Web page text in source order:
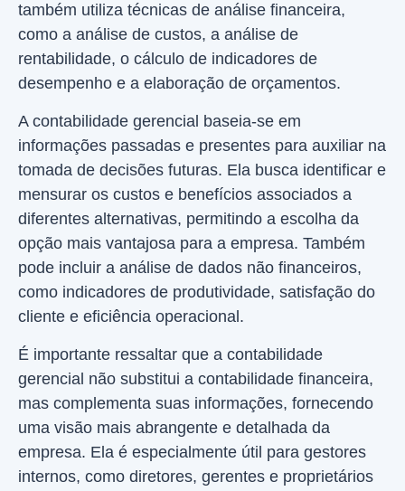
também utiliza técnicas de análise financeira,
como a análise de custos, a análise de
rentabilidade, o cálculo de indicadores de
desempenho e a elaboração de orçamentos.
A contabilidade gerencial baseia-se em
informações passadas e presentes para auxiliar na
tomada de decisões futuras. Ela busca identificar e
mensurar os custos e benefícios associados a
diferentes alternativas, permitindo a escolha da
opção mais vantajosa para a empresa. Também
pode incluir a análise de dados não financeiros,
como indicadores de produtividade, satisfação do
cliente e eficiência operacional.
É importante ressaltar que a contabilidade
gerencial não substitui a contabilidade financeira,
mas complementa suas informações, fornecendo
uma visão mais abrangente e detalhada da
empresa. Ela é especialmente útil para gestores
internos, como diretores, gerentes e proprietários